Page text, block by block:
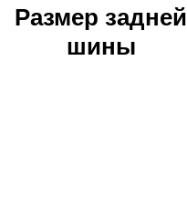
Размер задней
шины